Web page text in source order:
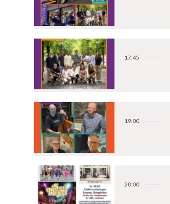
17:45
19:00
20:00